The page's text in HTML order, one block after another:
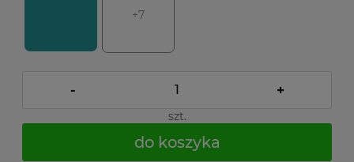
+7
- +
szt.
do koszyka